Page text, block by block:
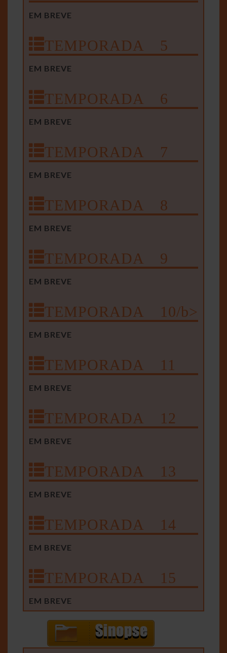
EM BREVE
TEMPORADA 5
EM BREVE
TEMPORADA 6
EM BREVE
TEMPORADA 7
EM BREVE
TEMPORADA 8
EM BREVE
TEMPORADA 9
EM BREVE
TEMPORADA 10/b>
EM BREVE
TEMPORADA 11
EM BREVE
TEMPORADA 12
EM BREVE
TEMPORADA 13
EM BREVE
TEMPORADA 14
EM BREVE
TEMPORADA 15
EM BREVE